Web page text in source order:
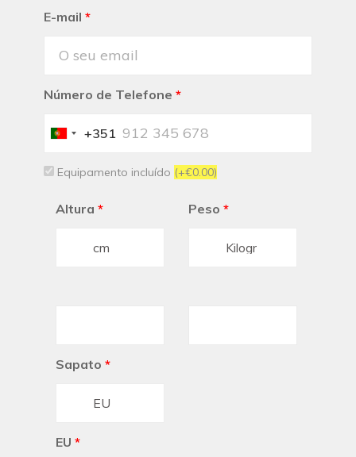
E-mail *
Número de Telefone *
Portugal
+351
Equipamento incluído (+€0.00)
Altura * Peso *
Sapato *
EU *